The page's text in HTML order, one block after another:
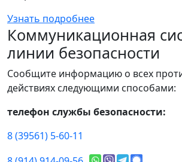
Узнать подробнее
Коммуникационная
линии безопасности
Сообщите информацию о всех
действиях следующими способами:
телефон службы безопасности:
8 (39561) 5-60-11